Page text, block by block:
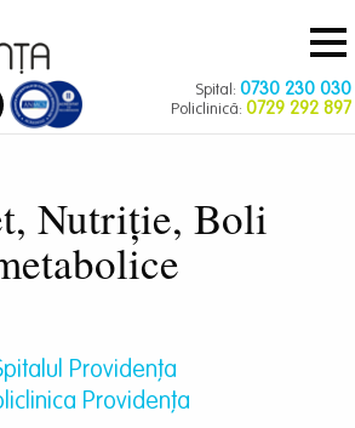
Spital: 0730 230 030
Policlinică: 0729 292 897
Nutriție, Boli
Providența
Providenţa